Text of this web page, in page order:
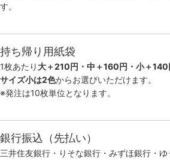
す。
持ち帰り用紙袋
1枚あたり 大＋210円・中＋160円・小＋140
サイズ小は2色からお選びいただけます。
※発注は10枚単位となります。
銀行振込（先払い）
三井住友銀行・りそな銀行・みずほ銀行・